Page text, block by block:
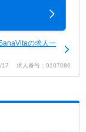
の求人一
17 求人番号：9107086